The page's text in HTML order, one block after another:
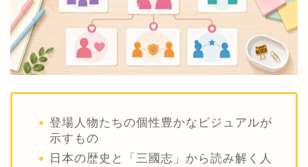
登場人物たちの個性豊かなビジュアルが
示すもの
日本の歴史と「三國志」から読み解く人